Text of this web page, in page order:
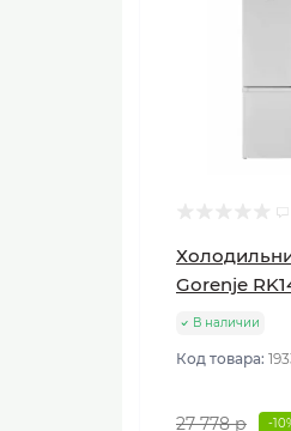
Gorenje
В наличии
Код товара:
27 778 р -